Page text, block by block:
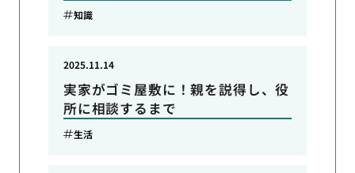
知識
実家がゴミ屋敷に！親を説得し、役
所に相談するまで
2025.11.14
生活